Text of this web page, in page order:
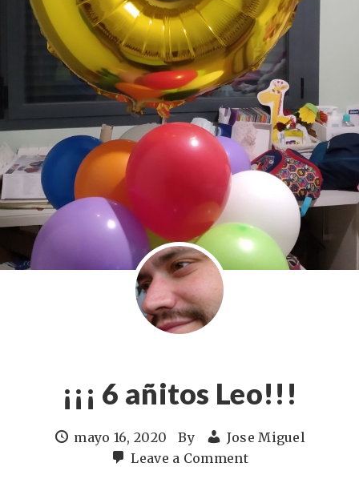
¡¡¡ 6 añitos Leo!!!
mayo 16, 2020 By
Jose Miguel
Leave a Comment